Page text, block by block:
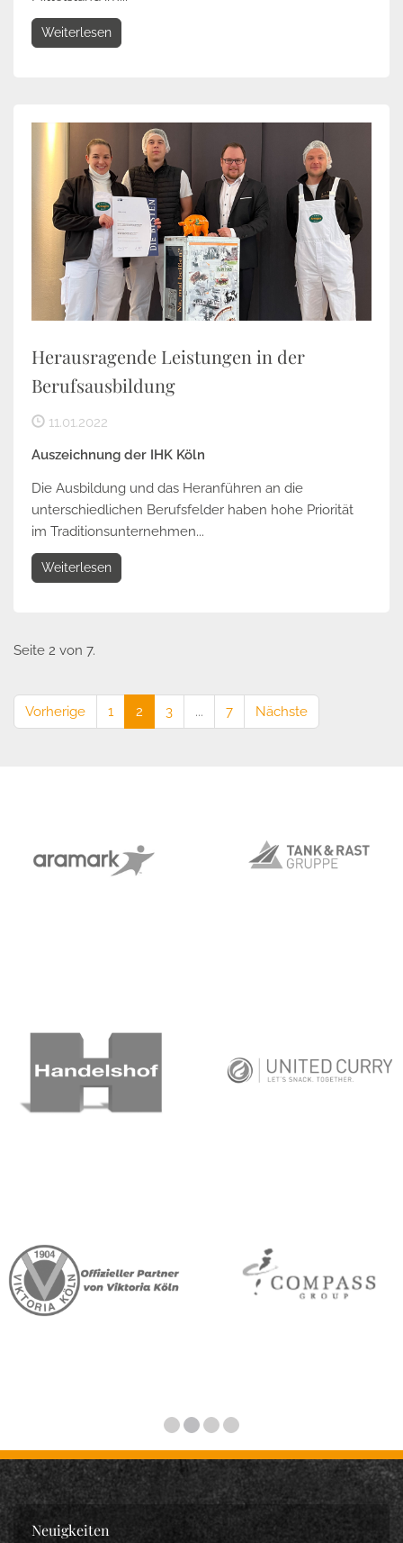
Weiterlesen
Herausragende Leistungen in der
Berufsausbildung
11.01.2022
Auszeichnung der IHK Köln
Die Ausbildung und das Heranführen an die
unterschiedlichen Berufsfelder haben hohe Priorität
im Traditionsunternehmen...
Weiterlesen
Seite 2 von 7.
Vorherige 1 2 3 ... 7 Nächste
Neuigkeiten